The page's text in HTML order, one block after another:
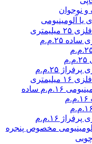
و نوجوان
یا آلومینیومی
۲۵.م.م
۲۵.م.م
۱۶.م.م ساده
۱۶.م.م
مخصوص پنجره